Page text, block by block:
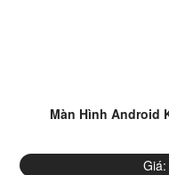
Màn Hình Android
Giá: